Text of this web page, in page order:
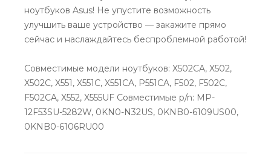
ноутбуков Asus! Не упустите возможность
улучшить ваше устройство — закажите прямо
сейчас и наслаждайтесь беспроблемной работой!
Совместимые модели ноутбуков: X502CA, X502,
X502C, X551, X551C, X551CA, P551CA, F502, F502C,
F502CA, X552, X555UF Совместимые p/n: MP-
12F53SU-5282W, 0KN0-N32US, 0KNB0-6109US00,
0KNB0-6106RU00